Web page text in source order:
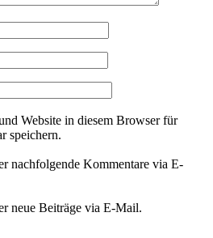
Website in diesem Browser für
speichern.
nachfolgende Kommentare via E-
neue Beiträge via E-Mail.